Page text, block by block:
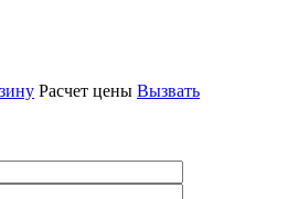
Расчет цены Вызвать